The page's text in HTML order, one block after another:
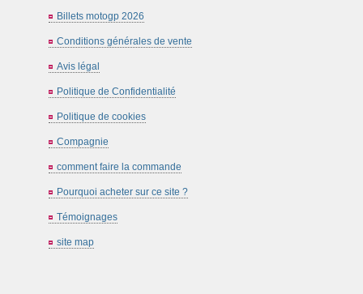
Billets motogp 2026
Conditions générales de vente
Avis légal
Politique de Confidentialité
Politique de cookies
Compagnie
comment faire la commande
Pourquoi acheter sur ce site ?
Témoignages
site map